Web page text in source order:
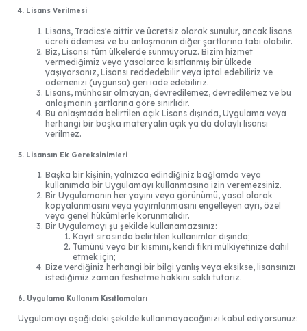
4. Lisans Verilmesi
Lisans, Tradics'e aittir ve ücretsiz olarak sunulur, ancak lisans
ücreti ödemesi ve bu anlaşmanın diğer şartlarına tabi olabilir.
Biz, Lisansı tüm ülkelerde sunmuyoruz. Bizim hizmet
vermediğimiz veya yasalarca kısıtlanmış bir ülkede
yaşıyorsanız, Lisansı reddedebilir veya iptal edebiliriz ve
ödemenizi (uygunsa) geri iade edebiliriz.
Lisans, münhasır olmayan, devredilemez, devredilemez ve bu
anlaşmanın şartlarına göre sınırlıdır.
Bu anlaşmada belirtilen açık Lisans dışında, Uygulama veya
herhangi bir başka materyalin açık ya da dolaylı lisansı
verilmez.
5. Lisansın Ek Gereksinimleri
Başka bir kişinin, yalnızca edindiğiniz bağlamda veya
kullanımda bir Uygulamayı kullanmasına izin veremezsiniz.
Bir Uygulamanın her yayını veya görünümü, yasal olarak
kopyalanmasını veya yayımlanmasını engelleyen ayrı, özel
veya genel hükümlerle korunmalıdır.
Bir Uygulamayı şu şekilde kullanamazsınız:
Kayıt sırasında belirtilen kullanımlar dışında;
Tümünü veya bir kısmını, kendi fikri mülkiyetinize dahil
etmek için;
Bize verdiğiniz herhangi bir bilgi yanlış veya eksikse, lisansınızı
istediğimiz zaman feshetme hakkını saklı tutarız.
6. Uygulama Kullanım Kısıtlamaları
Uygulamayı aşağıdaki şekilde kullanmayacağınızı kabul ediyorsunuz: